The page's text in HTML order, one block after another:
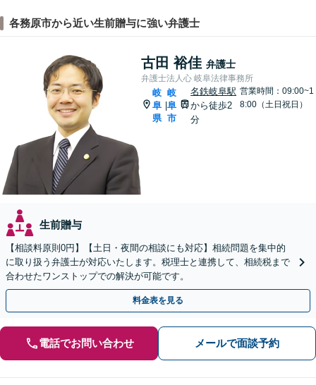
各務原市から近い生前贈与に強い弁護士
古田 裕佳 弁護士
弁護士法人心 岐阜法律事務所
岐
阜
県
岐
阜
市
名鉄岐阜駅
から徒歩2
分
営業時間：09:00~1
8:00（土日祝日）
生前贈与
【相談料原則0円】【土日・夜間の相談にも対応】相続問題を集中的
に取り扱う弁護士が対応いたします。税理士と連携して、相続税まで
合わせたワンストップでの解決が可能です。
料金表を見る
電話でお問い合わせ メールで面談予約